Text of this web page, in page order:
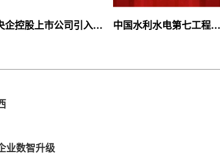
企控股上市公司引入
中国水利水电第七工程
业数智升级